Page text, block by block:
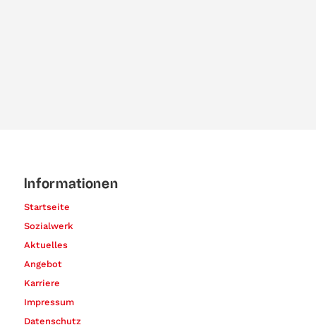
Informationen
Startseite
Sozialwerk
Aktuelles
Angebot
Karriere
Impressum
Datenschutz